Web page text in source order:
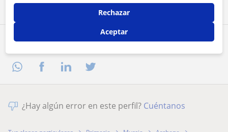
Comparte a este profesor
¿Hay algún error en este perfil? Cuéntanos
Rechazar
Aceptar